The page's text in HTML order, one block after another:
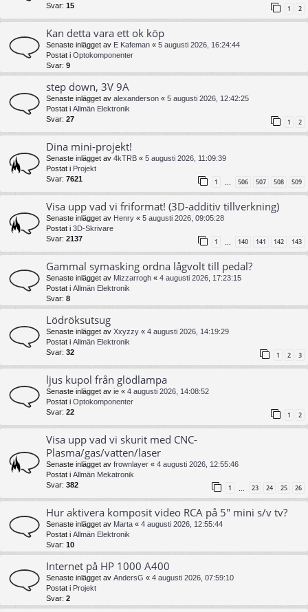
Svar: 15 1 2
Kan detta vara ett ok köp
Senaste inlägget av E Kafeman « 5 augusti 2026, 16:24:44
Postat i Optokomponenter
Svar: 9
step down, 3V 9A
Senaste inlägget av alexanderson « 5 augusti 2026, 12:42:25
Postat i Allmän Elektronik
Svar: 27 1 2
Dina mini-projekt!
Senaste inlägget av 4kTRB « 5 augusti 2026, 11:09:39
Postat i Projekt
Svar: 7621 1 506 507 508 509
Visa upp vad vi friformat! (3D-additiv tillverkning)
Senaste inlägget av Henry « 5 augusti 2026, 09:05:28
Postat i 3D-Skrivare
Svar: 2137 1 … 140 141 142 143
Gammal symasking ordna lågvolt till pedal?
Senaste inlägget av Mizzarrogh « 4 augusti 2026, 17:23:15
Postat i Allmän Elektronik
Svar: 8
Lödröksutsug
Senaste inlägget av Xxyzzy « 4 augusti 2026, 14:19:29
Postat i Allmän Elektronik
Svar: 32 1 2 3
ljus kupol från glödlampa
Senaste inlägget av ie « 4 augusti 2026, 14:08:52
Postat i Optokomponenter
Svar: 22 1 2
Visa upp vad vi skurit med CNC-
Plasma/gas/vatten/laser
Senaste inlägget av frownlayer « 4 augusti 2026, 12:55:46
Postat i Allmän Mekatronik
Svar: 382 1 … 23 24 25 26
Hur aktivera komposit video RCA på 5" mini s/v tv?
Senaste inlägget av Marta « 4 augusti 2026, 12:55:44
Postat i Allmän Elektronik
Svar: 10
Internet på HP 1000 A400
Senaste inlägget av AndersG « 4 augusti 2026, 07:59:10
Postat i Projekt
Svar: 2